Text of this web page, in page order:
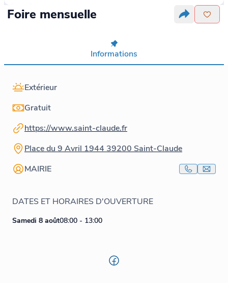
Foire mensuelle
Informations
Extérieur
Gratuit
https://www.saint-claude.fr
Place du 9 Avril 1944 39200 Saint-Claude
MAIRIE
DATES ET HORAIRES D'OUVERTURE
Samedi 8 août08:00 - 13:00